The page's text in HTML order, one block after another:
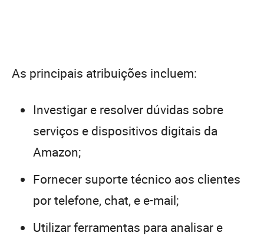
As principais atribuições incluem:
Investigar e resolver dúvidas sobre
serviços e dispositivos digitais da
Amazon;
Fornecer suporte técnico aos clientes
por telefone, chat, e e-mail;
Utilizar ferramentas para analisar e